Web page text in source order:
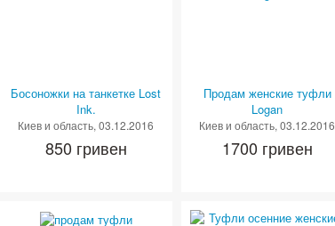
Босоножки на танкетке Lost
Ink.
Киев и область, 03.12.2016
850 гривен
Продам женские туфли
Logan
Киев и область, 03.12.2016
1700 гривен